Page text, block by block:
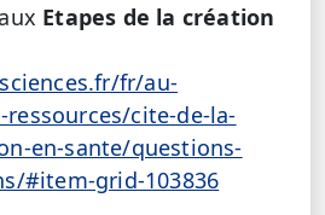
Etapes de la création
fr/au-
cite-de-la-
en-sante/questions-
#item-grid-103836